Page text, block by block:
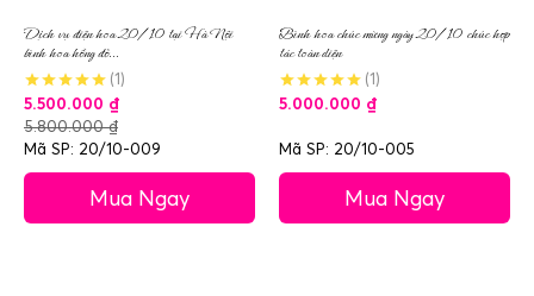
Dịch vụ điện hoa 20/10 tại Hà Nội
bình hoa hồng đỏ...
(1)
5.500.000 ₫
5.800.000₫
Mã SP: 20/10-009
Mua Ngay
Bình hoa chúc mừng ngày 20/10 chúc hợp
tác toàn diện
(1)
5.000.000 ₫
Mã SP: 20/10-005
Mua Ngay